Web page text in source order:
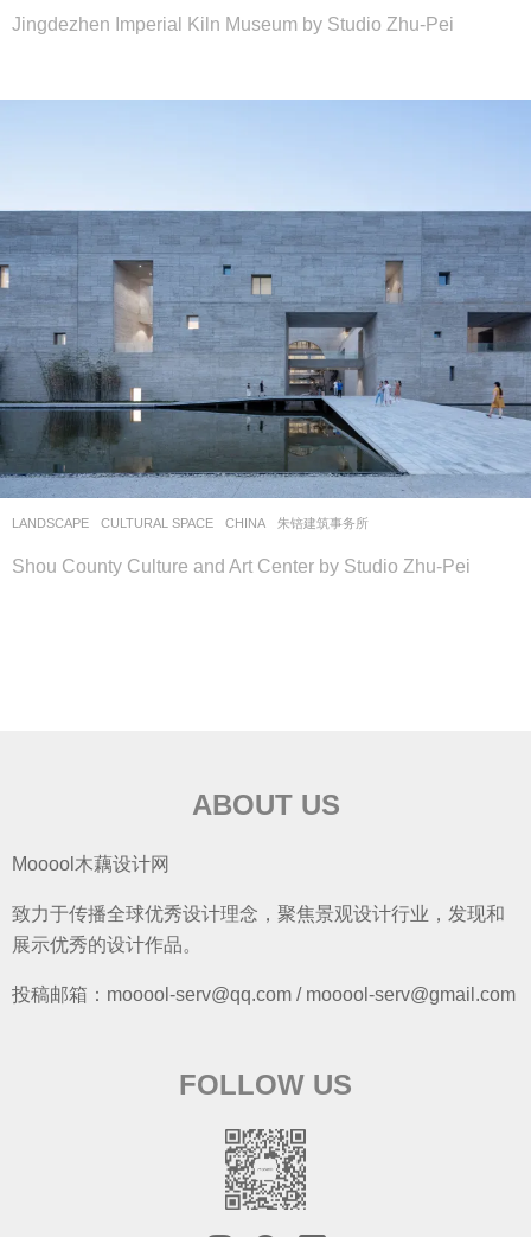
Jingdezhen Imperial Kiln Museum by Studio Zhu-Pei
LANDSCAPE CULTURAL SPACE CHINA 朱锫建筑事务所
Shou County Culture and Art Center by Studio Zhu-Pei
ABOUT US
Mooool木藕设计网
致力于传播全球优秀设计理念，聚焦景观设计行业，发现和
展示优秀的设计作品。
投稿邮箱：mooool-serv@qq.com / mooool-serv@gmail.com
FOLLOW US